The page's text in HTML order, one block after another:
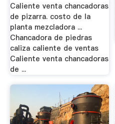
Caliente venta chancadoras
de pizarra. costo de la
planta mezcladora ...
Chancadora de piedras
caliza caliente de ventas
Caliente venta chancadoras
de ...